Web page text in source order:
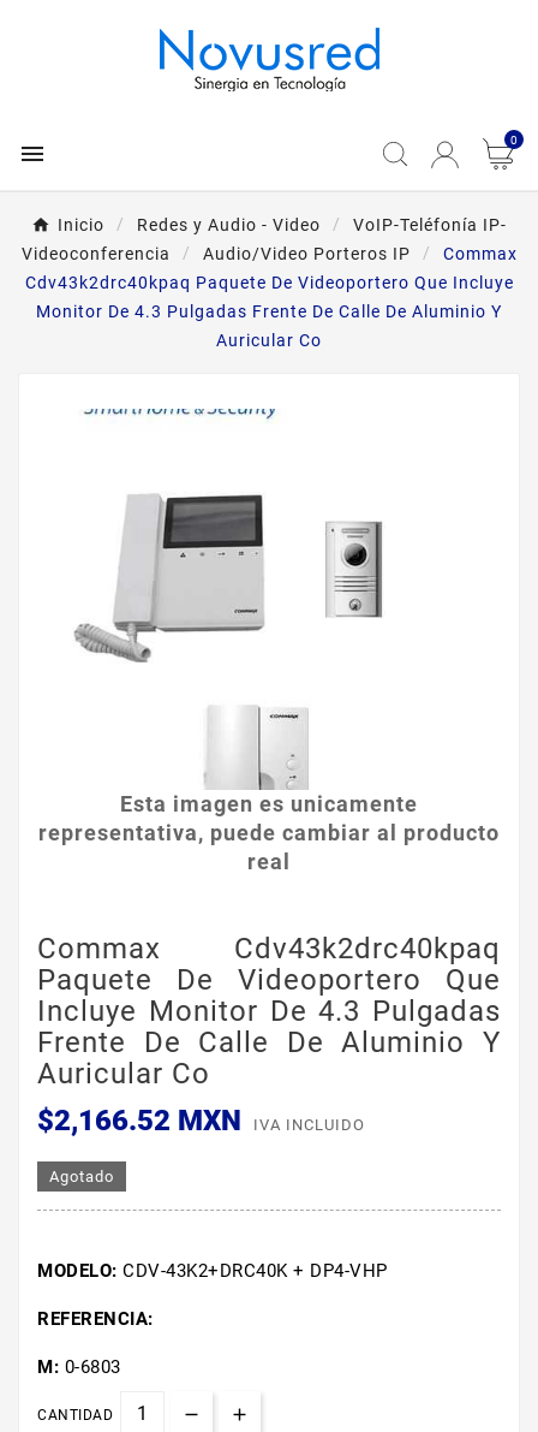
 0
Inicio Redes y Audio - Video
VoIP-Teléfonía IP-
Videoconferencia
Audio/Video Porteros IP
Commax
Cdv43k2drc40kpaq Paquete De Videoportero Que Incluye
Monitor De 4.3 Pulgadas Frente De Calle De Aluminio Y
Auricular Co
Esta imagen es unicamente
representativa, puede cambiar al producto
real
Commax Cdv43k2drc40kpaq
Paquete De Videoportero Que
Incluye Monitor De 4.3 Pulgadas
Frente De Calle De Aluminio Y
Auricular Co
$2,166.52 MXN
IVA INCLUIDO
Agotado
MODELO: CDV-43K2+DRC40K + DP4-VHP
REFERENCIA:
M: 0-6803
CANTIDAD